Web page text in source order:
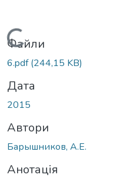
Вантажиться...
Файли
6.pdf(244,15 KB)
Дата
2015
Автори
Барышников, А.Е.
Анотація